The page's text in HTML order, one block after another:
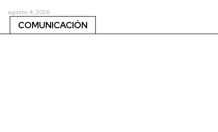
agosto 4, 2026
COMUNICACIÓN